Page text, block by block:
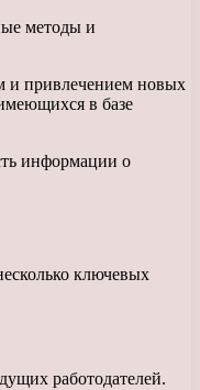
методы и
и привлечением новых
в базе
информации о
ключевых
работодателей.